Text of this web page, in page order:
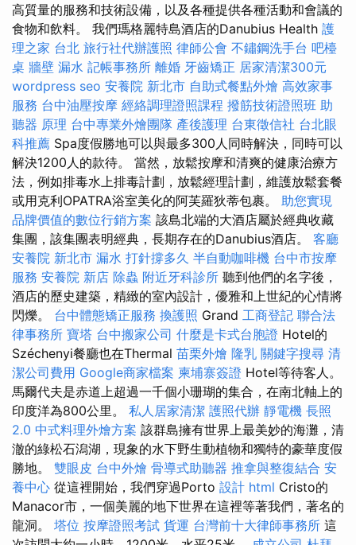
高質量的服務和技術設備，以及各種提供各種活動和會議的
食物和飲料。 我們瑪格麗特島酒店的Danubius Health 護
理之家 台北 旅行社代辦護照 律師公會 不鏽鋼洗手台 吧檯
桌 牆壁 漏水 記帳事務所 離婚 牙齒矯正 居家清潔300元
wordpress seo 安養院 新北市 自助式餐點外燴 高效家事
服務 台中油壓按摩 經絡調理證照課程 撥筋技術證照班 助
聽器 原理 台中專業外燴團隊 產後護理 台東徵信社 台北眼
科推薦 Spa度假勝地可以與最多300人同時解決，同時可以
解決1200人的款待。 當然，放鬆按摩和清爽的健康治療方
法，例如排毒水上排毒計劃，放鬆經理計劃，維護放鬆套餐
或用克利OPATRA浴室美化的阿芙羅狄蒂包裹。 助您實現
品牌價值的數位行銷方案 該島北端的大酒店屬於經典收藏
集團，該集團表明經典，長期存在的Danubius酒店。 客廳
安養院 新北市 漏水 打針撐多久 半自動咖啡機 台中市按摩
服務 安養院 新店 除蟲 附近牙科診所 聽到他們的名字後，
酒店的歷史建築，精緻的室內設計，優雅和上世紀的心情將
閃爍。 台中體態矯正服務 換護照 Grand 工商登記 聯合法
律事務所 寶塔 台中搬家公司 什麼是卡式台胞證 Hotel的
Széchenyi餐廳也在Thermal 苗栗外燴 隆乳 關鍵字搜尋 清
潔公司費用 Google商家檔案 柬埔寨簽證 Hotel等待客人。
馬爾代夫是赤道上超過一千個小珊瑚的集合，在南北軸上的
印度洋為800公里。 私人居家清潔 護照代辦 靜電機 長照
2.0 中式料理外燴方案 該群島擁有世界上最美妙的海灘，清
澈的綠松石潟湖，現象的水下野生動植物和獨特的豪華度假
勝地。 雙眼皮 台中外燴 骨導式助聽器 推拿與整復結合 安
養中心 從這裡開始，我們穿過Porto 設計 html Cristo的
Manacor市，一個美麗的地下世界在這裡等著我們，著名的
龍洞。 塔位 按摩證照考試 貨運 台灣前十大律師事務所 這